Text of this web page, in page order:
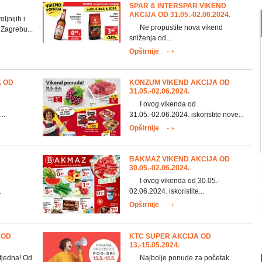
i
SPAR & INTERSPAR VIKEND
AKCIJA OD 31.05.-02.06.2024.
Ne propustite nova vikend
sniženja od...
Opširnije
OD
KONZUM VIKEND AKCIJA OD
31.05.-02.06.2024.
I ovog vikenda od
31.05.-02.06.2024. iskoristite nove...
Opširnije
BAKMAZ VIKEND AKCIJA OD
30.05.-02.06.2024.
I ovog vikenda od 30.05.-
02.06.2024. iskoristite...
Opširnije
Od
KTC SUPER AKCIJA OD
13.-15.05.2024.
Najbolje ponude za početak